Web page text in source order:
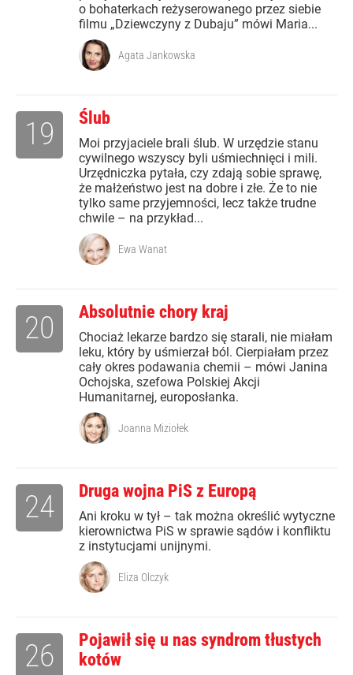
o bohaterkach reżyserowanego przez siebie
filmu „Dziewczyny z Dubaju” mówi Maria...
Agata Jankowska
Ślub
Moi przyjaciele brali ślub. W urzędzie stanu
cywilnego wszyscy byli uśmiechnięci i mili.
Urzędniczka pytała, czy zdają sobie sprawę,
że małżeństwo jest na dobre i złe. Że to nie
tylko same przyjemności, lecz także trudne
chwile – na przykład...
19
Ewa Wanat
Absolutnie chory kraj
Chociaż lekarze bardzo się starali, nie miałam
leku, który by uśmierzał ból. Cierpiałam przez
cały okres podawania chemii – mówi Janina
Ochojska, szefowa Polskiej Akcji
Humanitarnej, europosłanka.
20
Joanna Miziołek
Druga wojna PiS z Europą
Ani kroku w tył – tak można określić wytyczne
kierownictwa PiS w sprawie sądów i konfliktu
z instytucjami unijnymi.
24
Eliza Olczyk
Pojawił się u nas syndrom tłustych
kotów
26